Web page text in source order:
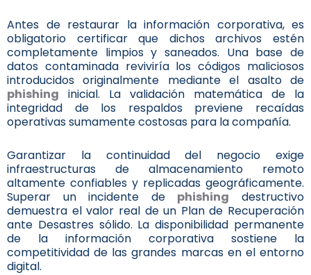
Antes de restaurar la información corporativa, es
obligatorio certificar que dichos archivos estén
completamente limpios y saneados. Una base de
datos contaminada reviviría los códigos maliciosos
introducidos originalmente mediante el asalto de
phishing inicial. La validación matemática de la
integridad de los respaldos previene recaídas
operativas sumamente costosas para la compañía.
Garantizar la continuidad del negocio exige
infraestructuras de almacenamiento remoto
altamente confiables y replicadas geográficamente.
Superar un incidente de phishing destructivo
demuestra el valor real de un Plan de Recuperación
ante Desastres sólido. La disponibilidad permanente
de la información corporativa sostiene la
competitividad de las grandes marcas en el entorno
digital.